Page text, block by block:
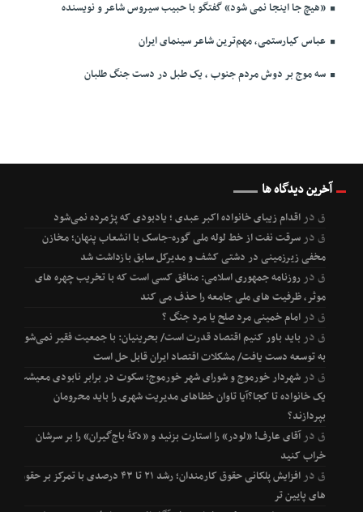
«هیچ جا اینجا نمی شود» گفتگو با حبیب سیروس شاعر و نویسنده
عباس کیارستمی، مهم‌ترین شاعر سینمای ایران
سه موج بر دوش مردم جنوب ، یک طبل در دست جنگ طلبان
آخرین دیدگاه ها
قدراقدام زیبای خانواده اکبر عبدی ؛ یادبودی که پژمرده نمی‌شود
قدرسرقت نفت از خط لوله ملی گوره-جاسک با انشعاب پنهان؛ مخازن
مخفی زیرزمینی در دشتی کشف و مدیرکل سابق بازداشت شد
قدرروزنامه جمهوری اسلامی: منافق کسی است که با تخریب چهره های
موثر، ظرفیت های ملی جامعه را حذف می کند
قدرامام خمینی مرد صلح یا مرد جنگ ؟
قدرباید باور کنیم اقتصاد قدرت است/ بحرینیان: با جمعیت فقیر نمی‌شود
به توسعه دست یافت/ مشکلات اقتصاد ایران قابل حل است
قدرشهردار خورموج و شورای شهر خورموج؛ سکوت در برابر نابودی معیشت
یک خانواده تا کجا؟آیا تاوان خطاهای مدیریت شهری را باید محرومان
بپردازند؟
قدرآقای عارف! «لودر» را استارت بزنید و «دکۀ باج‌گیران» را بر سرشان
خراب کنید
قدر
افزایش پلکانی حقوق کارمندان؛ رشد ۲۱ تا ۴۳ درصدی با تمرکز بر حقوق
های پایین تر